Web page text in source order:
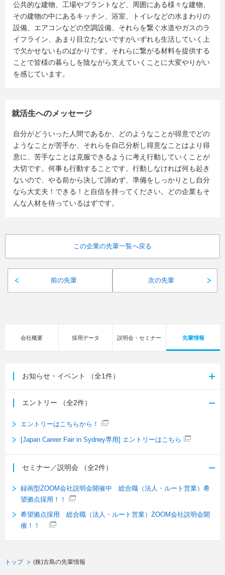
公共的な建物、工場やプラントなど、周囲にある様々な建物、
その建物の中にあるキッチン、浴室、トイレなどの水まわりの
設備、エアコンなどの空調設備、それらを繋ぐ水道やガスのラ
イフライン、あまり目立たないですがいずれも生活していく上
で欠かせないものばかりです。それらに繋がる材料を提供する
ことで皆様の暮らしを陰ながら支えていくことに大変やりがい
を感じています。
就活生へのメッセージ
自分がどういった人間であるか、どのようなことが得意でどの
ようなことが苦手か、それらを自己分析し得意なことはより得
意に、苦手なことは克服できるように考え行動していくことが
大切です。何事も行動することです。行動しなければ何も起き
ないので、やる前から決して諦めず、準備をしっかりとし自分
なら大丈夫！できる！と自信を持ってください。どの企業もそ
んな人材を待っているはずです。
前の先輩
この企業の先輩一覧へ戻る
次の先輩
会社概要 採用データ 説明会・セミナー 先輩情報
お知らせ・イベント （全1件）
エントリー （全2件）
エントリーはこちらから！
[Japan Career Fair in Sydney専用] エントリーはこちら
セミナー／説明会 （全2件）
録画型ZOOM会社説明会開催中 総合職（法人・ルート営業）希
望拠点採用！！
希望拠点採用 総合職（法人・ルート営業）ZOOM会社説明会開
催！！
トップ (株)古島の先輩情報